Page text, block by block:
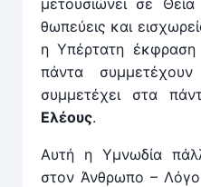
μετουσιώνει σε Θεία
θωπεύεις και
η Υπέρτατη
πάντα
συμμετέχει στα
Ελέους.
Αυτή η Υμνωδία
στον Άνθρωπο –